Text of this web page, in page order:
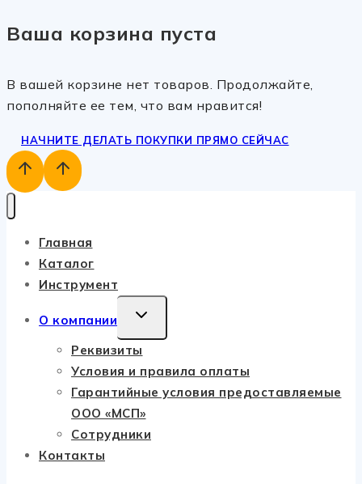
Ваша корзина пуста
В вашей корзине нет товаров. Продолжайте,
пополняйте ее тем, что вам нравится!
НАЧНИТЕ ДЕЛАТЬ ПОКУПКИ ПРЯМО СЕЙЧАС
Главная
Каталог
Инструмент
О компании
TOGGLE
MENU
Реквизиты
Условия и правила оплаты
Гарантийные условия предоставляемые
ООО «МСП»
Сотрудники
Контакты